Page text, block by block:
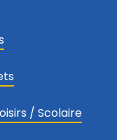
/ Scolaire